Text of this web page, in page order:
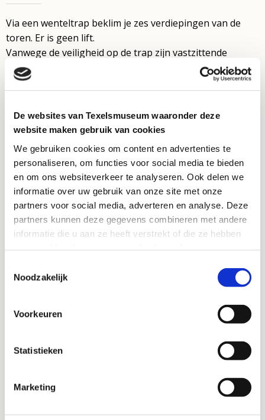
De websites van Texelsmuseum waaronder deze
website maken gebruik van cookies
We gebruiken cookies om content en advertenties te
personaliseren, om functies voor social media te bieden
en om ons websiteverkeer te analyseren. Ook delen we
informatie over uw gebruik van onze site met onze
partners voor social media, adverteren en analyse. Deze
partners kunnen deze gegevens combineren met andere
informatie die u aan ze heeft verstrekt of die ze hebben
Noodzakelijk
Voorkeuren
Statistieken
Marketing
Via een wenteltrap beklim je zes verdiepingen van de
toren. Er is geen lift.
Vanwege de veiligheid op de trap zijn vastzittende
schoenen sterk aanbevolen bij het beklimmen van de
toren. Dus geen teen- of badslippers. Huisdieren moeten
Contact
Vuurtorenweg 184
1795 LN De Cocksdorp
info@vuurtorentexel.nl
Voor vragen: bel de receptie van Ecomare: 0222 317 741.
Wil je een klacht doorgeven? Klik danhier
Bekijk hier onze voorwaarden voor online doneren
© 2026
Stichting Texels Museum / Webdesign &